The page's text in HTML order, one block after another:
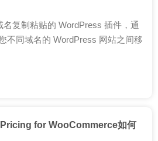
复制粘贴的 WordPress 插件，通
不同域名的 WordPress 网站之间移
for WooCommerce如何